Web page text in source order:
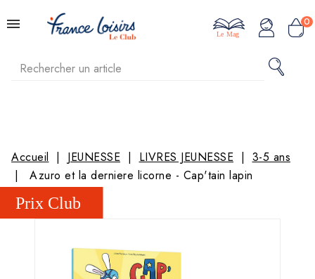
0
Le Mag
Accueil JEUNESSE LIVRES JEUNESSE
3-5 ans
Azuro et la derniere licorne - Cap'tain lapin